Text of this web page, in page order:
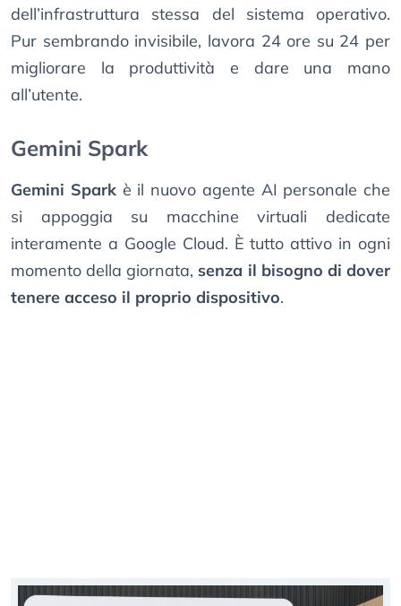
dell’infrastruttura stessa del sistema operativo.
Pur sembrando invisibile, lavora 24 ore su 24 per
migliorare la produttività e dare una mano
all’utente.
Gemini Spark
Gemini Sparkè il nuovo agente AI personale che
si appoggia su macchine virtuali dedicate
interamente a Google Cloud. È tutto attivo in ogni
momento della giornata, senza il bisogno di dover
tenere acceso il proprio dispositivo.